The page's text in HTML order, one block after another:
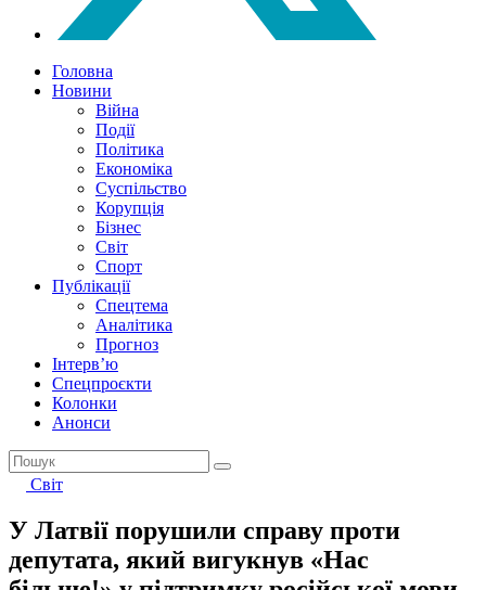
Головна
Новини
Війна
Події
Політика
Економіка
Суспільство
Корупція
Бізнес
Світ
Спорт
Публікації
Спецтема
Аналітика
Прогноз
Інтерв’ю
Спецпроєкти
Колонки
Анонси
Світ
У Латвії порушили справу проти
депутата, який вигукнув «Нас